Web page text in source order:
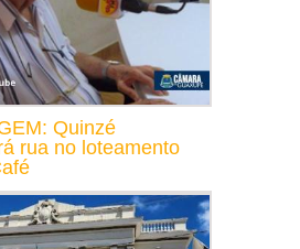
Quinzé
rua no loteamento